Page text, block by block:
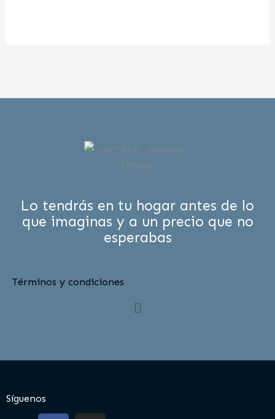
Lo tendrás en tu hogar antes de lo
que imaginas y a un precio que no
esperabas
Términos y condiciones
Menú
Síguenos